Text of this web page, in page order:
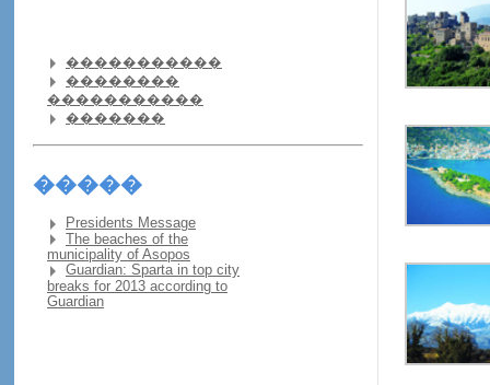
�����������
��������
�����������
�������
�����
Presidents Message
The beaches of the
municipality of Asopos
Guardian: Sparta in top city
breaks for 2013 according to
Guardian